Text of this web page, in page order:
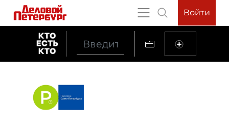
Войти